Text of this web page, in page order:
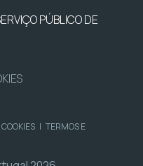
PÚBLICO DE
| TERMOS E